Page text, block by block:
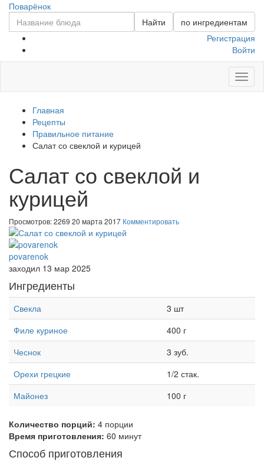
Поварёнок
Найти
по ингредиентам
Регистрация
Войти
Главная
Рецепты
Правильное питание
Салат со свеклой и курицей
Салат со свеклой и
курицей
Просмотров: 2269 20 марта 2017 Комментировать
povarenok
заходил 13 мар 2025
Ингредиенты
Свекла
3 шт
Филе куриное
400 г
Чеснок
3 зуб.
Орехи грецкие
1/2 стак.
Майонез
100 г
Количество порций: 4 порции
Время приготовления: 60 минут
Способ приготовления